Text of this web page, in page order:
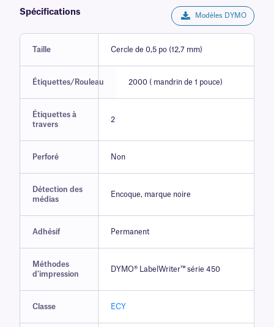
Spécifications Modèles DYMO
Taille Cercle de 0,5 po (12,7 mm)
Étiquettes/Rouleau 2000 ( mandrin de 1 pouce)
Étiquettes à
travers
2
Perforé Non
Détection des
médias
Encoque, marque noire
Adhésif Permanent
Méthodes
d'impression
DYMO® LabelWriter™ série 450
Classe ECY